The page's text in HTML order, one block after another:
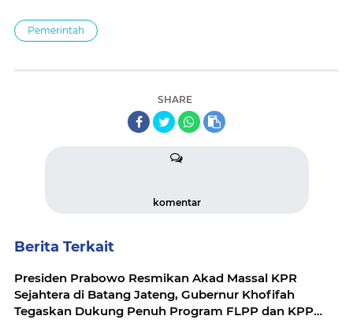
Pemerintah
SHARE
komentar
Berita Terkait
Presiden Prabowo Resmikan Akad Massal KPR
Sejahtera di Batang Jateng, Gubernur Khofifah
Tegaskan Dukung Penuh Program FLPP dan KPP